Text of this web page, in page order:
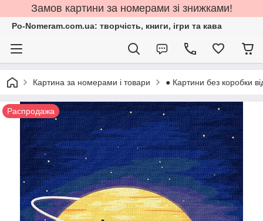
Замов картини за номерами зі знижками!
Po-Nomeram.com.ua: творчість, книги, ігри та кава
Картина за номерами і товари ● Картини без коробки
Распродажа